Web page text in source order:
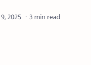
3 min read